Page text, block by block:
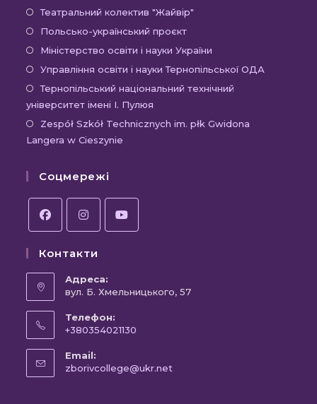
новій
вкладці
в
вкладці
Театральний колектив "Жайвір"
новій
вкладці
Польсько-український проєктВідкриється
в
новій
вкладці
Міністерство освіти і науки України
в
новій
Управління освіти і науки Тернопільської ОДА
Тернопільський національний технічний
університет імені І. Пулюя
Zespół Szkół Technicznych im. płk Gwidona
Langera w Cieszynie
Соцмережі
в
новій
вкладці
в
новій
вкладці
новій
вкладці
Контакти
Адреса:
вул. Б. Хмельницького, 57
Телефон:
+380354021130
у
Email:
zborivcollege@ukr.net